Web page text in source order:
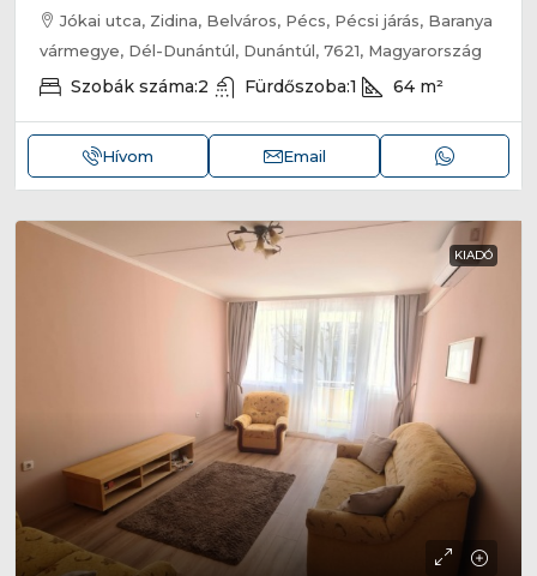
Jókai utca, Zidina, Belváros, Pécs, Pécsi járás, Baranya
vármegye, Dél-Dunántúl, Dunántúl, 7621, Magyarország
Szobák száma:2 Fürdőszoba:1 64 m²
Hívom Email
KIADÓ